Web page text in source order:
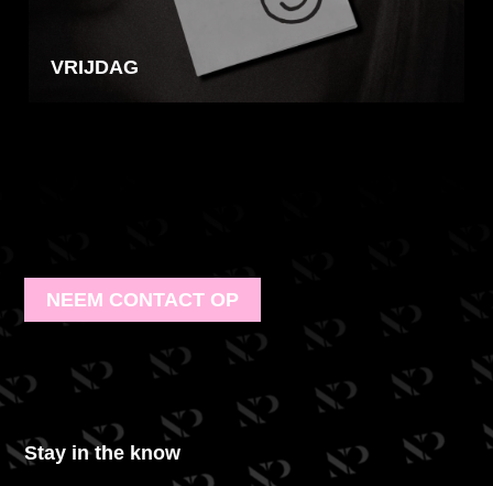
VRIJDAG
NEEM CONTACT OP
Stay in the know